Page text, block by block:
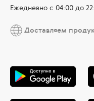
Ежедневно c 04:00 до
Доставляем